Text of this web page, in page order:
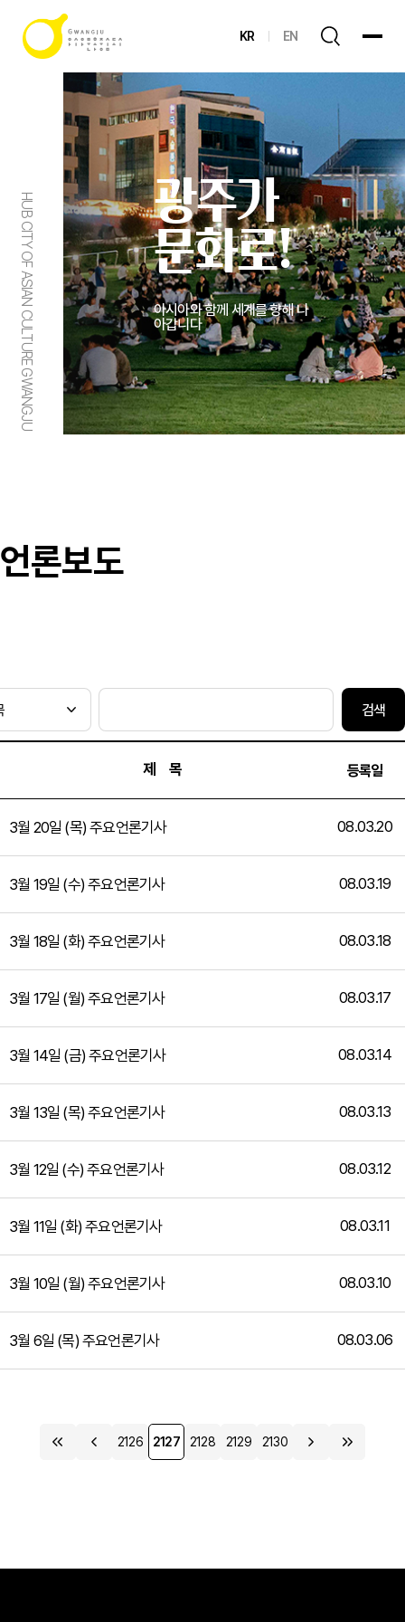
KR EN
HUB CITY OF ASIAN CULTURE GWANGJU
광주가
문화로!
아시아와 함께 세계를 향해 나
아갑니다
언론보도
제 목 등록일
3월 20일 (목) 주요언론기사 08.03.20
3월 19일 (수) 주요언론기사 08.03.19
3월 18일 (화) 주요언론기사 08.03.18
3월 17일 (월) 주요언론기사 08.03.17
3월 14일 (금) 주요언론기사 08.03.14
3월 13일 (목) 주요언론기사 08.03.13
3월 12일 (수) 주요언론기사 08.03.12
3월 11일 (화) 주요언론기사 08.03.11
3월 10일 (월) 주요언론기사 08.03.10
3월 6일 (목) 주요언론기사 08.03.06
2126 2127 2128 2129 2130
검색